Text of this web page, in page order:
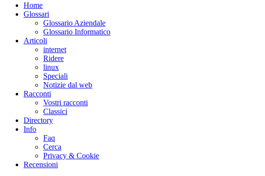
Home
Glossari
Glossario Aziendale
Glossario Informatico
Articoli
internet
Ridere
linux
Speciali
Notizie dal web
Racconti
Vostri racconti
Classici
Directory
Info
Faq
Cerca
Privacy & Cookie
Recensioni